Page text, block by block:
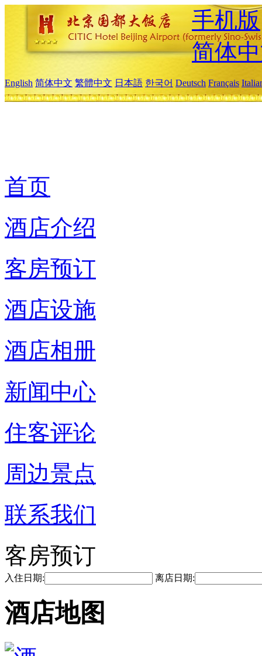
手机版
简体
English 简体中文 繁體中文 日本語 한국어 Deutsch Français
首页
酒店介绍
客房预订
酒店设施
酒店相册
新闻中心
住客评论
周边景点
联系我们
客房预订
入住日期: 离店日期:
酒店地图